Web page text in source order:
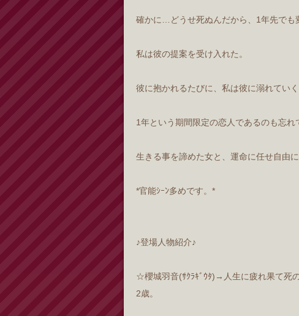
確かに…どうせ死ぬんだから、1年先でも
私は彼の提案を受け入れた。
彼に抱かれるたびに、私は彼に溺れていく
1年という期間限定の恋人であるのも忘れ
生きる事を諦めた女と、運命に任せ自由に
*官能ｼｰﾝ多めです。*
♪登場人物紹介♪
☆櫻城羽音(ｻｸﾗｷﾞｳﾀ)→人生に疲れ果て死
2歳。